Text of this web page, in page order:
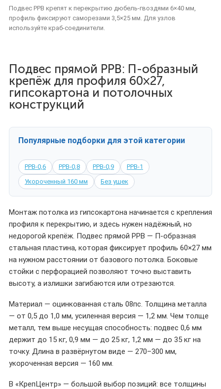
Подвес PPB крепят к перекрытию дюбель-гвоздями 6×40 мм,
профиль фиксируют саморезами 3,5×25 мм. Для узлов
используйте краб-соединители.
Подвес прямой PPB: П-образный
крепёж для профиля 60×27,
гипсокартона и потолочных
конструкций
Популярные подборки для этой категории
PPB-0,6 PPB-0,8 PPB-0,9
PPB-1
Укороченный 160 мм
Без ушек
Монтаж потолка из гипсокартона начинается с крепления
профиля к перекрытию, и здесь нужен надёжный, но
недорогой крепёж. Подвес прямой PPB — П-образная
стальная пластина, которая фиксирует профиль 60×27 мм
на нужном расстоянии от базового потолка. Боковые
стойки с перфорацией позволяют точно выставить
высоту, а излишки загибаются или отрезаются.
Материал — оцинкованная сталь 08пс. Толщина металла
— от 0,5 до 1,0 мм, усиленная версия — 1,2 мм. Чем толще
металл, тем выше несущая способность: подвес 0,6 мм
держит до 15 кг, 0,9 мм — до 25 кг, 1,2 мм — до 35 кг на
точку. Длина в развёрнутом виде — 270–300 мм,
укороченная версия — 160 мм.
В «КрепЦентр» — большой выбор позиций: все толщины